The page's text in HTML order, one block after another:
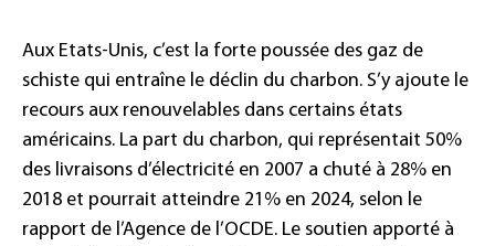
Aux Etats-Unis, c’est la forte poussée des gaz de
schiste qui entraîne le déclin du charbon. S’y ajoute le
recours aux renouvelables dans certains états
américains. La part du charbon, qui représentait 50%
des livraisons d’électricité en 2007 a chuté à 28% en
2018 et pourrait atteindre 21% en 2024, selon le
rapport de l’Agence de l’OCDE. Le soutien apporté à